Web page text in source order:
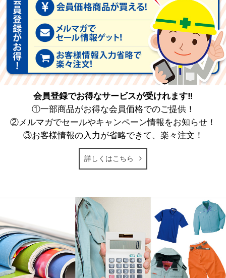
会員登録でお得なサービスが受けれます‼
①一部商品がお得な会員価格でのご提供！
②メルマガでセールやキャンペーン情報をお知らせ！
③お客様情報の入力が省略できて、楽々注文！
詳しくはこちら